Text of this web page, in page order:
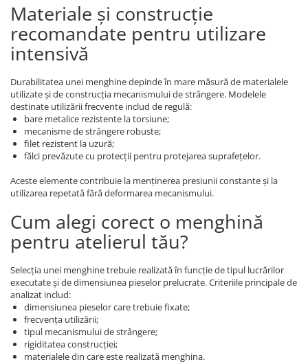
Materiale și construcție
recomandate pentru utilizare
intensivă
Durabilitatea unei menghine depinde în mare măsură de materialele
utilizate și de construcția mecanismului de strângere. Modelele
destinate utilizării frecvente includ de regulă:
bare metalice rezistente la torsiune;
mecanisme de strângere robuste;
filet rezistent la uzură;
fălci prevăzute cu protecții pentru protejarea suprafețelor.
Aceste elemente contribuie la menținerea presiunii constante și la
utilizarea repetată fără deformarea mecanismului.
Cum alegi corect o menghină
pentru atelierul tău?
Selecția unei menghine trebuie realizată în funcție de tipul lucrărilor
executate și de dimensiunea pieselor prelucrate. Criteriile principale de
analizat includ:
dimensiunea pieselor care trebuie fixate;
frecvența utilizării;
tipul mecanismului de strângere;
rigiditatea construcției;
materialele din care este realizată menghina.